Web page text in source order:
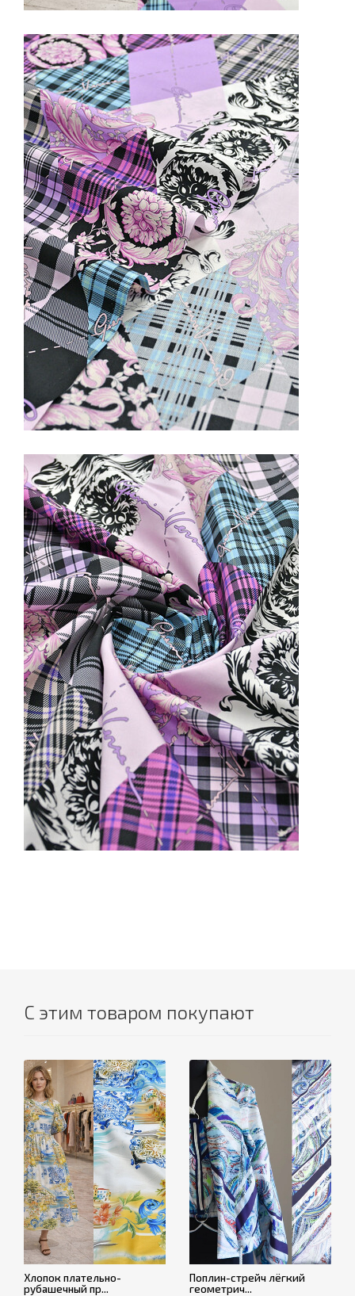
С этим товаром покупают
Хлопок плательно-
рубашечный пр...
Поплин-стрейч лёгкий
геометрич...